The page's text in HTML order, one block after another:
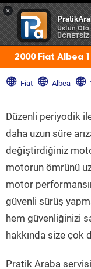
×
Üstün Oto
2000 Fiat Albea
Fiat Albea
Düzenli periyodik
daha uzun süre
değiştirdiğiniz
motorun ömrünü
motor
güvenli sürüş
hem güvenliğinizi
hakkında size çok
Pratik Araba